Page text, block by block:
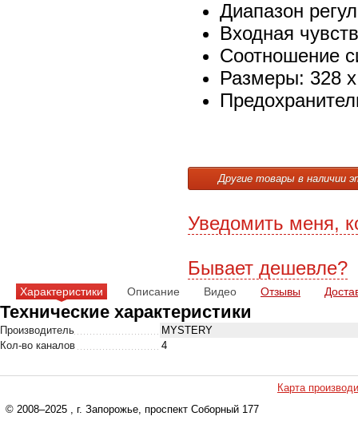
Диапазон
Входная
Соотношение
Размеры: 328
Другие товары в наличии
Уведомить меня,
Бывает дешевле?
Характеристики Описание Видео Отзывы
Технические характеристики
Производитель
MYSTERY
Кол-во каналов
4
Карта
© 2008–2025 , г. Запорожье, проспект Соборный 177